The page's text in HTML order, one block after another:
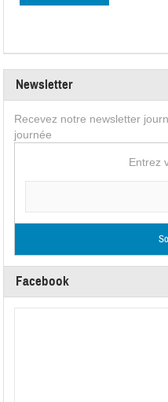
Newsletter
Recevez notre newsletter
journée
Entrez
Facebook